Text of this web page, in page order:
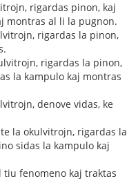
rigardas pinon, kaj
montras al li la pugnon.
rigardas la pinon,
rigardas la pinon,
la kampulo kaj montras
denove vidas, ke
la okulvitrojn, rigardas la
sidas la kampulo kaj
tiu fenomeno kaj traktas